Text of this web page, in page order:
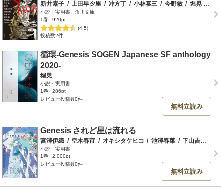
新井素子 / 上田早夕里 / 冲方丁 / 小林泰三 / 今野敏 / 堀晃 / 宮
小説・実用書、角川文庫
1巻
920pt
(4.5)
投稿数2件
循環-Genesis SOGEN Japanese SF anthology
2020-
堀晃
小説・実用書
1巻
286pt
レビュー投稿数0件
無料立読み
Genesis されど星は流れる
宮澤伊織 / 空木春宵 / オキシタケヒコ / 池澤春菜 / 下山吉光
小説・実用書
1巻
2,000pt
レビュー投稿数0件
無料立読み